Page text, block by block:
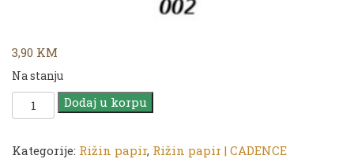
3,90 KM
Na stanju
Rižin
papir
CADENCE
Dodaj u korpu
Kategorije: Rižin papir, Rižin papir | CADENCE